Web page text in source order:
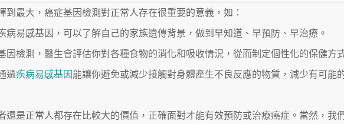
到最大，癌症基因檢測對正常人存在很重要的意義，如：
病易感基因，可以了解自己的家族遺傳背景，做到早知道、早預防、早治療。
因檢測，醫生會評估你對各種食物的消化和吸收情況，從而制定個性化的保健方
過疾病易感基因 能讓你避免或減少接觸對身體產生不良反應的物質，減少有可能
還是正常人都存在比較大的價值，正確面對才能有效預防或治療癌症。當然，我